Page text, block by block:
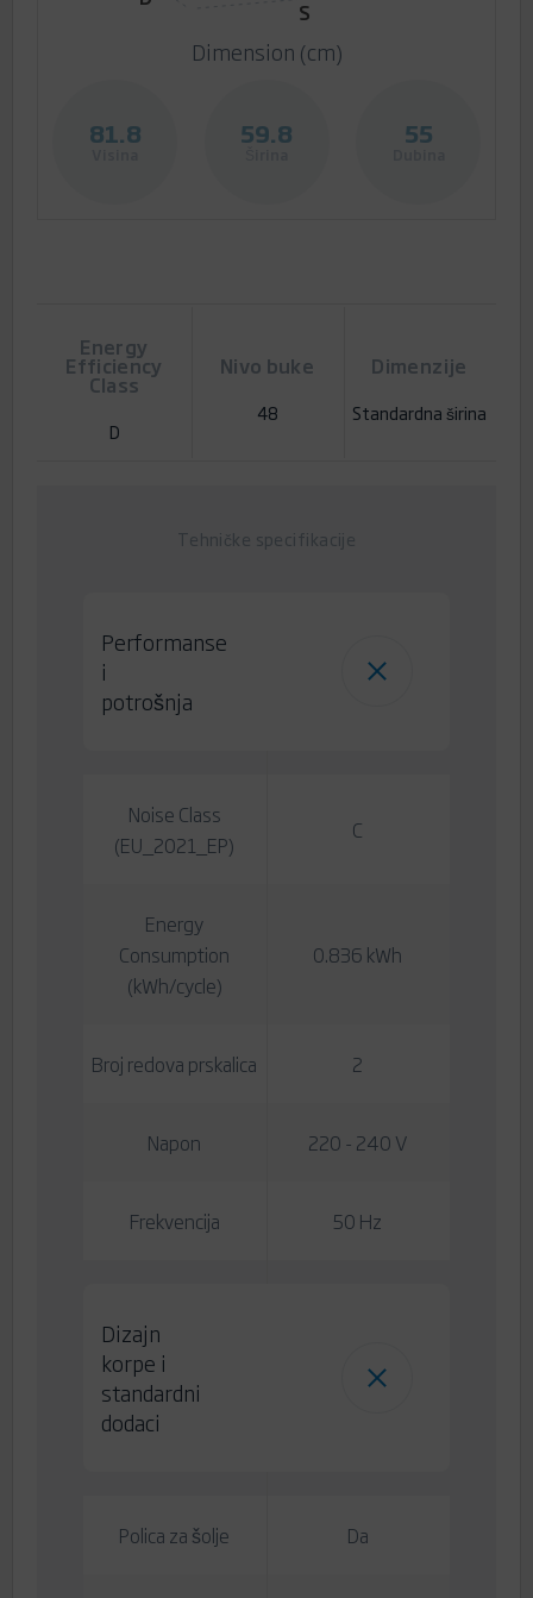
S
Dimension (cm)
81.8 59.8 55
Energy
Efficiency
Class
D
Nivo buke
48
Dimenzije
Standardna širina
Tehničke specifikacije
Performanse
i
potrošnja
Noise Class
(EU_2021_EP)
C
Energy
Consumption
(kWh/cycle)
0.836 kWh
Broj redova prskalica 2
Napon 220 - 240 V
Frekvencija 50 Hz
Dizajn
korpe i
standardni
dodaci
Polica za šolje Da